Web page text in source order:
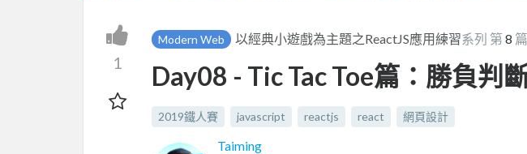
1
Modern Web 以經典小遊戲為主題之ReactJS應用練習系列 第8 篇
Day08 - Tic Tac Toe篇：勝負判
2019鐵人賽 javascript reactjs react 網頁設計
Taiming